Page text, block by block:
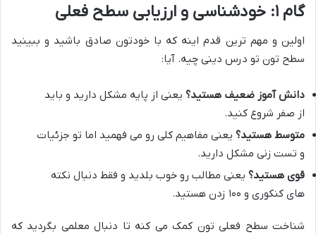
گام ۱: خودشناسی و ارزیابی سطح فعلی
اولین و مهم ترین قدم اینه که با خودتون صادق باشید و ببینید
سطح تون تو درس دینی چیه. آیا:
دانش آموز ضعیف هستید؟ یعنی از پایه مشکل دارید و باید
از صفر شروع کنید.
متوسط هستید؟ یعنی مفاهیم کلی رو می فهمید اما تو جزئیات
و تست زنی مشکل دارید.
قوی هستید؟ یعنی مطالب رو خوب بلدید و فقط دنبال نکته
های کنکوری و ۱۰۰ زدن هستید.
شناخت سطح فعلی تون کمک می کنه تا دنبال معلمی بگردید که